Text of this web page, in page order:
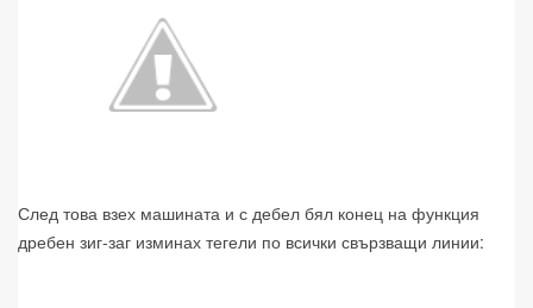
След това взех машината и с дебел бял конец на функция
дребен зиг-заг изминах тегели по всички свързващи линии: